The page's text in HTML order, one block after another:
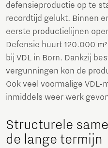
defensieproductie op te
recordtijd gelukt. Binnen
eerste productielijnen
Defensie huurt 120.000
bij VDL in Born. Dankzij
vergunningen kon de
Ook veel voormalige
inmiddels weer werk
Structurele
de lange termijn